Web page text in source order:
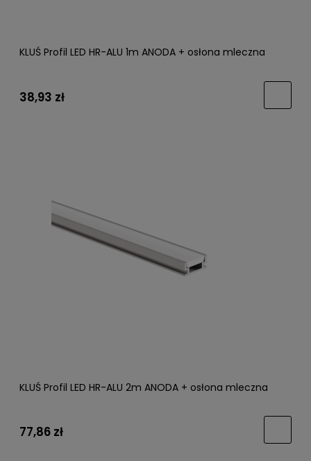
KLUŚ Profil LED HR-ALU 1m ANODA + osłona mleczna
38,93 zł
KLUŚ Profil LED HR-ALU 2m ANODA + osłona mleczna
77,86 zł